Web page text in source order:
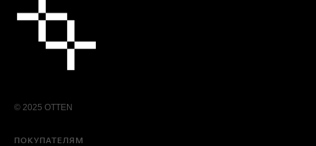
© 2025 OTTEN
ПОКУПАТЕЛЯМ